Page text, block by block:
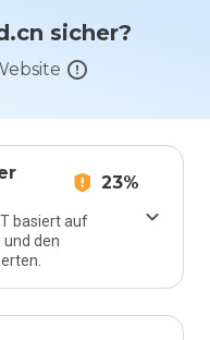
sicher?
23%
basiert auf
den